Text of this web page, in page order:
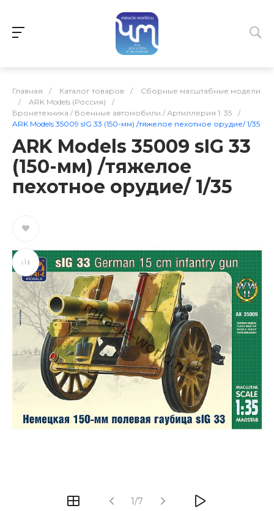
Главная / Каталог товаров /
Сборные масштабные модели
/
ARK Models (Россия)
/
Бронетехника / Военные автомобили / Артиллерия 1: 35
/
ARK Models 35009 sIG 33 (150-мм) /тяжелое пехотное орудие/ 1/35
ARK Models 35009 sIG 33
(150-мм) /тяжелое
пехотное орудие/ 1/35
1/7